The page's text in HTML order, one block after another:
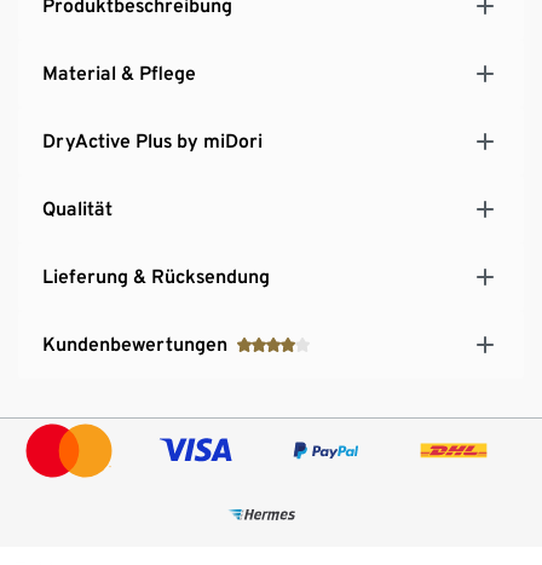
Produktbeschreibung
Material & Pflege
DryActive Plus by miDori
Qualität
Lieferung & Rücksendung
Kundenbewertungen